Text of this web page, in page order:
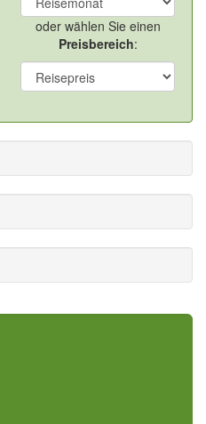
oder wählen Sie einen
Preisbereich: